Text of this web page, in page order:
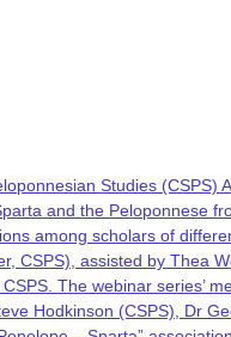
Studies
and the Peloponnese
among scholars of
CSPS), assisted by Thea
The webinar
Hodkinson (CSPS), Dr